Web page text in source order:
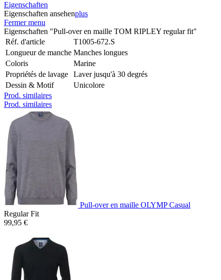
Eigenschaften
Eigenschaften ansehenplus
Fermer menu
Eigenschaften "Pull-over en maille TOM RIPLEY regular fit"
Réf. d'article
T1005-672.S
Longueur de manche Manches longues
Coloris
Marine
Propriétés de lavage
Laver jusqu'à 30 degrés
Dessin & Motif
Unicolore
Prod. similaires
Prod. similaires
Pull-over en maille OLYMP Casual
Regular Fit
99,95 €